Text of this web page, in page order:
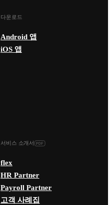
다운로드
Android 앱
iOS 앱
서비스 소개서
flex
HR Partner
Payroll Partner
고객 사례집